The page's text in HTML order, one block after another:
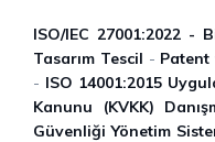
ISO/IEC 27001:2022 -
Tasarım Tescil - Patent
- ISO 14001:2015
Kanunu (KVKK)
Güvenliği Yönetim